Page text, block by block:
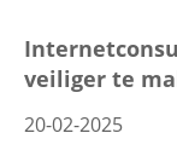
veiliger te
20-02-2025